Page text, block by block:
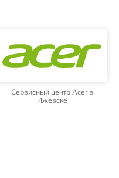
Сервисный центр Acer в
Ижевске